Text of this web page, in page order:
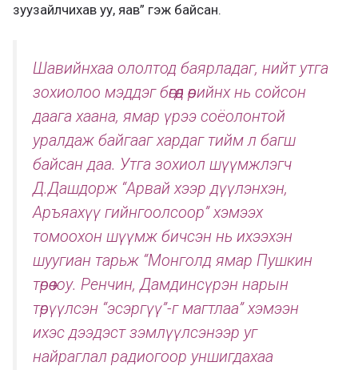
зуузайлчихав уу, яав” гэж байсан.
Шавийнхаа ололтод баярладаг, нийт утга
зохиолоо мэддэг бөгөөд өөрийнх нь сойсон
даага хаана, ямар үрээ соёолонтой
уралдаж байгааг хардаг тийм л багш
байсан даа. Утга зохиол шүүмжлэгч
Д.Дашдорж “Арвай хээр дүүлэнхэн,
Аръяахүү гийнгоолсоор” хэмээх
томоохон шүүмж бичсэн нь ихээхэн
шуугиан тарьж “Монголд ямар Пушкин
төрөө юу. Ренчин, Дамдинсүрэн нарын
төрүүлсэн “эсэргүү”-г магтлаа” хэмээн
ихэс дээдэст зэмлүүлсэнээр уг
найраглал радиогоор уншигдахаа